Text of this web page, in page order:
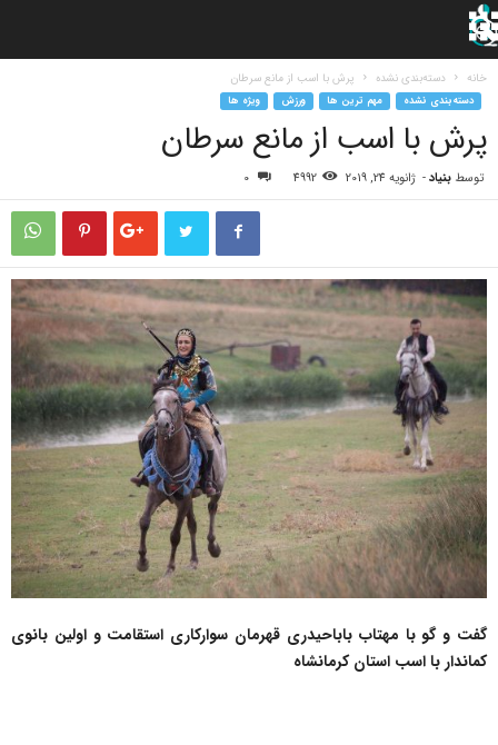
خانه دسته‌بندی نشده پرش با اسب از مانع سرطان
دسته‌بندی نشده مهم ترین ها ورزش ویژه ها
پرش با اسب از مانع سرطان
توسط بنیاد- ژانویه 24, 2019 4992
0
گفت و گو با مهتاب باباحیدری قهرمان سوارکاری استقامت و اولین بانوی
کماندار با اسب استان کرمانشاه